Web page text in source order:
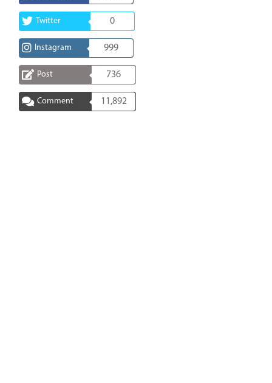
Twitter 0
Instagram 999
Post 736
Comment 11,892